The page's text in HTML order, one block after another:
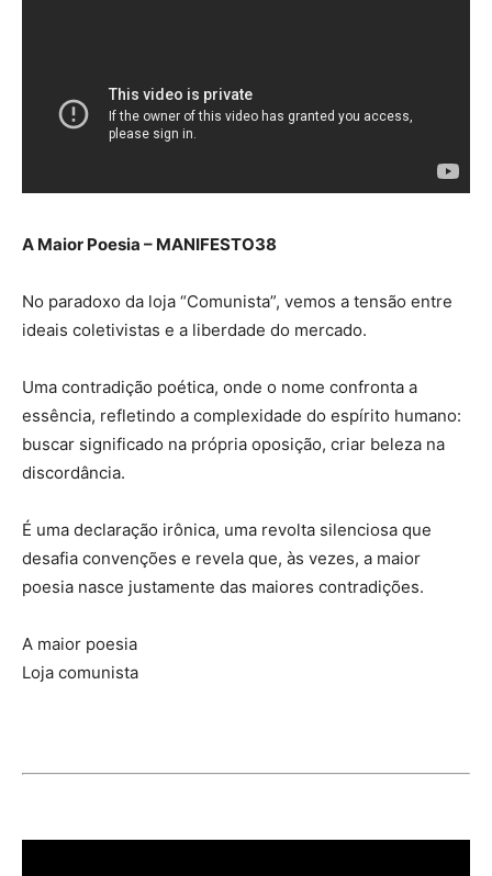
A Maior Poesia – MANIFESTO38
No paradoxo da loja “Comunista”, vemos a tensão entre
ideais coletivistas e a liberdade do mercado.
Uma contradição poética, onde o nome confronta a
essência, refletindo a complexidade do espírito humano:
buscar significado na própria oposição, criar beleza na
discordância.
É uma declaração irônica, uma revolta silenciosa que
desafia convenções e revela que, às vezes, a maior
poesia nasce justamente das maiores contradições.
A maior poesia
Loja comunista